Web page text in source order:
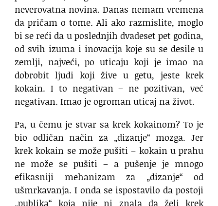
neverovatna novina. Danas nemam vremena
da pričam o tome. Ali ako razmislite, moglo
bi se reći da u poslednjih dvadeset pet godina,
od svih izuma i inovacija koje su se desile u
zemlji, najveći, po uticaju koji je imao na
dobrobit ljudi koji žive u getu, jeste krek
kokain. I to negativan – ne pozitivan, već
negativan. Imao je ogroman uticaj na život.
Pa, u čemu je stvar sa krek kokainom? To je
bio odličan način za „dizanje“ mozga. Jer
krek kokain se može pušiti – kokain u prahu
ne može se pušiti – a pušenje je mnogo
efikasniji mehanizam za „dizanje“ od
ušmrkavanja. I onda se ispostavilo da postoji
„publika“ koja nije ni znala da želi krek